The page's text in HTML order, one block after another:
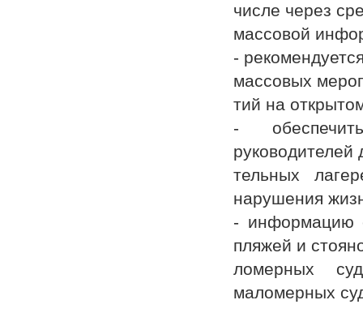
числе через
массовой
-
массовых
тий на
-
руководителей
тельных
нарушения
- информацию
пляжей и
ломерных
маломерных